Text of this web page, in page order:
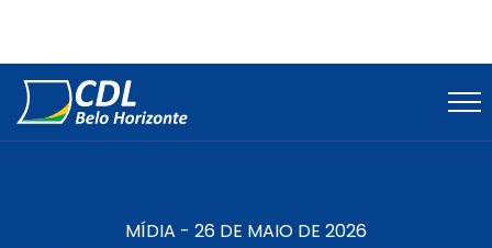
MÍDIA - 26 DE MAIO DE 2026